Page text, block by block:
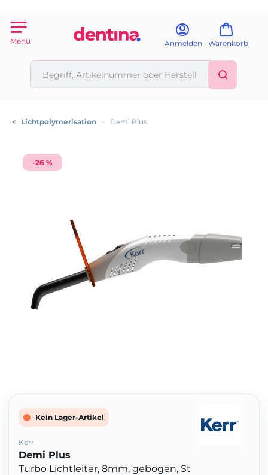
Menü Anmelden Warenkorb
< Lichtpolymerisation > Demi Plus
-26 %
Kein Lager-Artikel
Kerr
Demi Plus
Turbo Lichtleiter, 8mm, gebogen, St